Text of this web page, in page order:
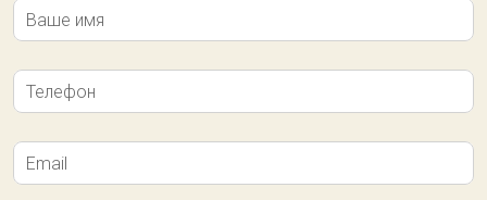
Ваше имя
Телефон
Email